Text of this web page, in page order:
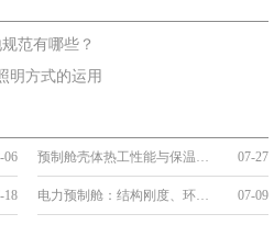
范有哪些？
明方式的运用
06 预制舱壳体热工性能与保温构造 07-27
18 电力预制舱：结构刚度、环境防护与系统稳定性 07-09